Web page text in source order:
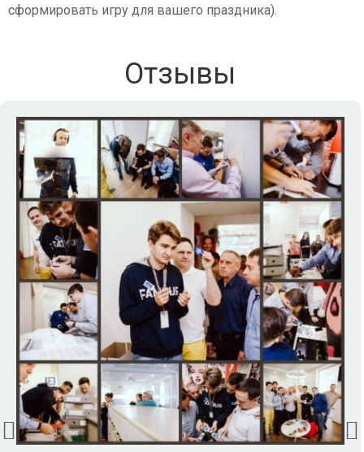
сформировать игру для вашего праздника).
Отзывы